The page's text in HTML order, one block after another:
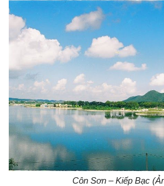
Côn Sơn – Kiếp Bạc